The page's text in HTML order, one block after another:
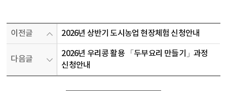
이전글 2026년 상반기 도시농업 현장체험 신청안내
다음글
2026년 우리콩 활용 「두부요리 만들기」과정
신청안내